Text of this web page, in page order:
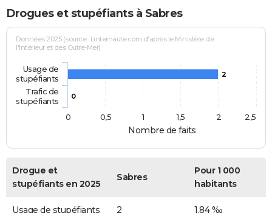
Drogues et stupéfiants à Sabres
Nombre de faits
Données 2025 (source : Linternaute.com d'après le Ministère de
l'Intérieur et des Outre-Mer)
2
0
Usage de
stupéfiants
Trafic de
stupéfiants
0
0,5 1 1,5 2 2,5
Drogue et
stupéfiants en 2025
Sabres
Pour 1 000
habitants
Usage de stupéfiants 2 1,84 ‰